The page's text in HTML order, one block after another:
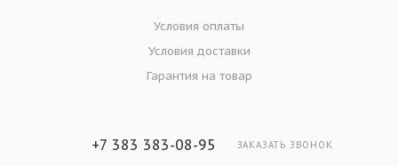
Условия оплаты
Условия доставки
Гарантия на товар
+7 383 383-08-95 ЗАКАЗАТЬ ЗВОНОК